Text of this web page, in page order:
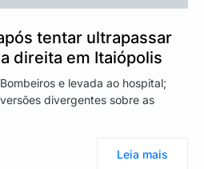
tentar ultrapassar
direita em Itaiópolis
e levada ao hospital;
divergentes sobre as
Leia mais